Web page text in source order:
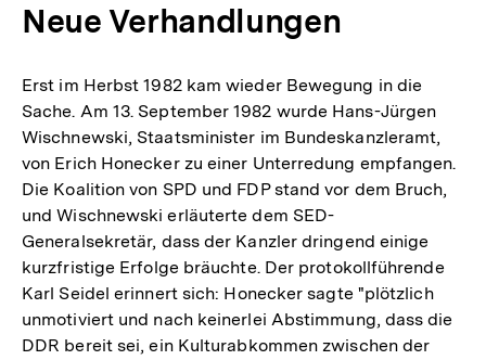
Neue Verhandlungen
Erst im Herbst 1982 kam wieder Bewegung in die
Sache. Am 13. September 1982 wurde Hans-Jürgen
Wischnewski, Staatsminister im Bundeskanzleramt,
von Erich Honecker zu einer Unterredung empfangen.
Die Koalition von SPD und FDP stand vor dem Bruch,
und Wischnewski erläuterte dem SED-
Generalsekretär, dass der Kanzler dringend einige
kurzfristige Erfolge bräuchte. Der protokollführende
Karl Seidel erinnert sich: Honecker sagte "plötzlich
unmotiviert und nach keinerlei Abstimmung, dass die
DDR bereit sei, ein Kulturabkommen zwischen der